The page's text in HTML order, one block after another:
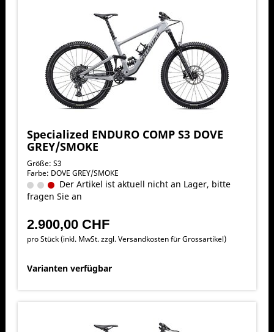
Specialized ENDURO COMP S3 DOVE
GREY/SMOKE
Größe: S3
Farbe: DOVE GREY/SMOKE
Der Artikel ist aktuell nicht an Lager, bitte
fragen Sie an
2.900,00 CHF
pro Stück (inkl. MwSt. zzgl.Versandkosten für Grossartikel)
Varianten verfügbar